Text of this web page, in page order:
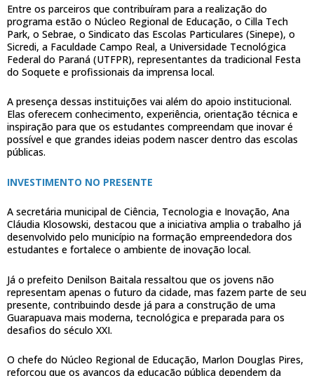
Entre os parceiros que contribuíram para a realização do
programa estão o Núcleo Regional de Educação, o Cilla Tech
Park, o Sebrae, o Sindicato das Escolas Particulares (Sinepe), o
Sicredi, a Faculdade Campo Real, a Universidade Tecnológica
Federal do Paraná (UTFPR), representantes da tradicional Festa
do Soquete e profissionais da imprensa local.
A presença dessas instituições vai além do apoio institucional.
Elas oferecem conhecimento, experiência, orientação técnica e
inspiração para que os estudantes compreendam que inovar é
possível e que grandes ideias podem nascer dentro das escolas
públicas.
INVESTIMENTO NO PRESENTE
A secretária municipal de Ciência, Tecnologia e Inovação, Ana
Cláudia Klosowski, destacou que a iniciativa amplia o trabalho já
desenvolvido pelo município na formação empreendedora dos
estudantes e fortalece o ambiente de inovação local.
Já o prefeito Denilson Baitala ressaltou que os jovens não
representam apenas o futuro da cidade, mas fazem parte de seu
presente, contribuindo desde já para a construção de uma
Guarapuava mais moderna, tecnológica e preparada para os
desafios do século XXI.
O chefe do Núcleo Regional de Educação, Marlon Douglas Pires,
reforçou que os avanços da educação pública dependem da